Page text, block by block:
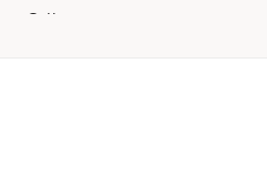
Orijen